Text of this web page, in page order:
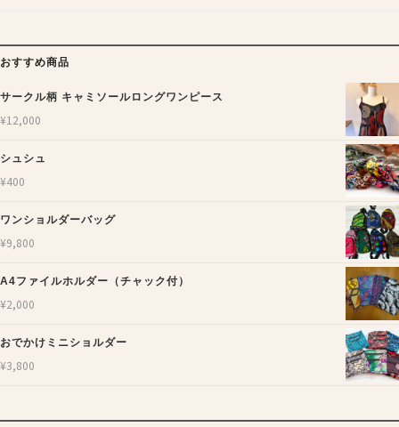
おすすめ商品
サークル柄 キャミソールロングワンピース
¥12,000
シュシュ
¥400
ワンショルダーバッグ
¥9,800
A4ファイルホルダー（チャック付）
¥2,000
おでかけミニショルダー
¥3,800